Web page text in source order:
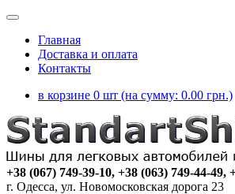
Главная
Доставка и оплата
Контакты
в корзине 0 шт (на сумму: 0.00 грн.)
+38 (067) 749-39-10, +38 (063) 749-44-49,
г. Одесса, ул. Новомосковская дорога 23